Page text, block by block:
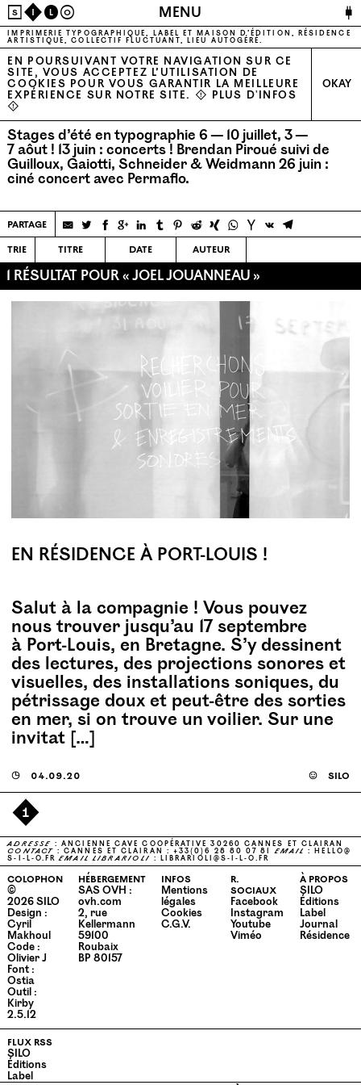
SILO MENU 🔌
IMPRIMERIE TYPOGRAPHIQUE, LABEL ET MAISON D’ÉDITION, RÉSIDENCE
ARTISTIQUE, COLLECTIF FLUCTUANT, LIEU AUTOGÉRÉ.
EN POURSUIVANT VOTRE NAVIGATION SUR CE
SITE, VOUS ACCEPTEZ L’UTILISATION DE
COOKIES POUR VOUS GARANTIR LA MEILLEURE
EXPÉRIENCE SUR NOTRE SITE. ⚠ PLUS D'INFOS
⚠
OKAY
Stages d’été en typographie 6 — 10 juillet, 3 —
7 aôut ! 13 juin : concerts ! Brendan Piroué suivi de
Guilloux, Gaiotti, Schneider & Weidmann26 juin :
ciné concert avec Permaflo.
partage
trie
titre date auteur
1 RÉSULTAT POUR « JOEL JOUANNEAU »
EN RÉSIDENCE À PORT-LOUIS !
Salut à la compagnie ! Vous pouvez
nous trouver jusqu’au 17 septembre
à Port-Louis, en Bretagne. S’y dessinent
des lectures, des projections sonores et
visuelles, des installations soniques, du
pétrissage doux et peut-être des sorties
en mer, si on trouve un voilier. Sur une
invitat […]
◶ 04.09.20 ☺ silo
1
ADRESSE : ANCIENNE CAVE COOPÉRATIVE 30260 CANNES ET CLAIRAN
CONTACT : CANNES ET CLAIRAN : +33(0)6 28 80 07 81EMAIL :HELLO@​
S-​I-​L-​O.​FR EMAIL LIBRARIOLI : LIBRARIOLI@​S-​I-​L-​O.​FR
colophon
©
2026SILO
Design :
Cyril
Makhoul
Code :
Olivier J
Font :
Ostia
Outil :
Kirby
2.5.12
hébergement
SAS OVH :
ovh.com
2, rue
Kellermann
59100
Roubaix
BP 80157
infos
Mentions
légales
Cookies
C.G.V.
r.
sociaux
Facebook
Instagram
Youtube
Viméo
à propos
SILO
Éditions
Label
Journal
Résidence
flux rss
SILO
Éditions
Label